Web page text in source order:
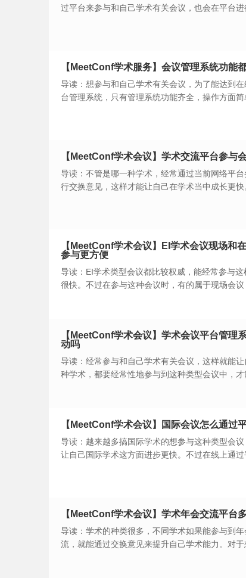
过平台来参与和自己学术有关会议，也会在平台
【MeetConf学术服务】会议管理系统功能
导读：想参与和自己学术有关会议，为了能达到
台管理系统，只有管理系统功能齐全，操作方面
【MeetConf学术会议】学术交流平台参与
导读：不管是哪一种学术，经常通过当前网络平
行交换意见，这样才能让自己在学术当中成长更
【MeetConf学术会议】EI学术会议现场和
参与更方便
导读：EI学术类型会议都比较权威，能经常参与
很快。不过在参与这种会议时，有的属于现场会
【MeetConf学术会议】学术会议平台管理
动吗
导读：经常参与和自己学术有关会议，这样就能
种学术，都要经常性地参与到这种类型会议中，
【MeetConf学术会议】国际会议怎么通过
导读：越来越多搞国际学术的想参与这种类型会
让自己国际学术这方面进步更快。不过在线上通
约吗？才能通过了解，选择在认可学术会议交流
【MeetConf学术会议】学术年会交流平台
导读：学术的种类很多，不同学术如果能参与到
流，就能通过交换意见来提升自己学术能力。对